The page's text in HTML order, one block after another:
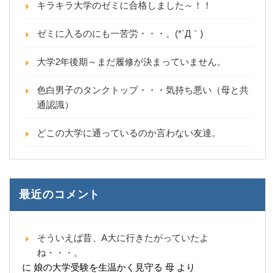
キラキラ大学のゼミに合格しました～！！
ゼミに入るのにも一苦労・・・。(*´Д｀)
大学2年後期～まだ履修が決まっていません。
色白男子のタンクトップ・・・気持ち悪い（母と共
通認識）
どこの大学に通っているのか言わない友達。
最近のコメント
そういえば昔、A大に行きたがっていたよ
ね・・・。
に 娘の大学受験を生温かく見守る 母 より